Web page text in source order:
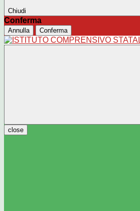
Chiudi
Conferma
Annulla Conferma
close